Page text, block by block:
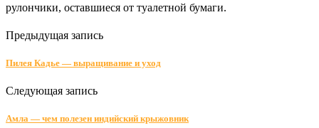
рулончики, оставшиеся от туалетной бумаги.
Предыдущая запись
Пилея Кадье — выращивание и уход
Следующая запись
Амла — чем полезен индийский крыжовник